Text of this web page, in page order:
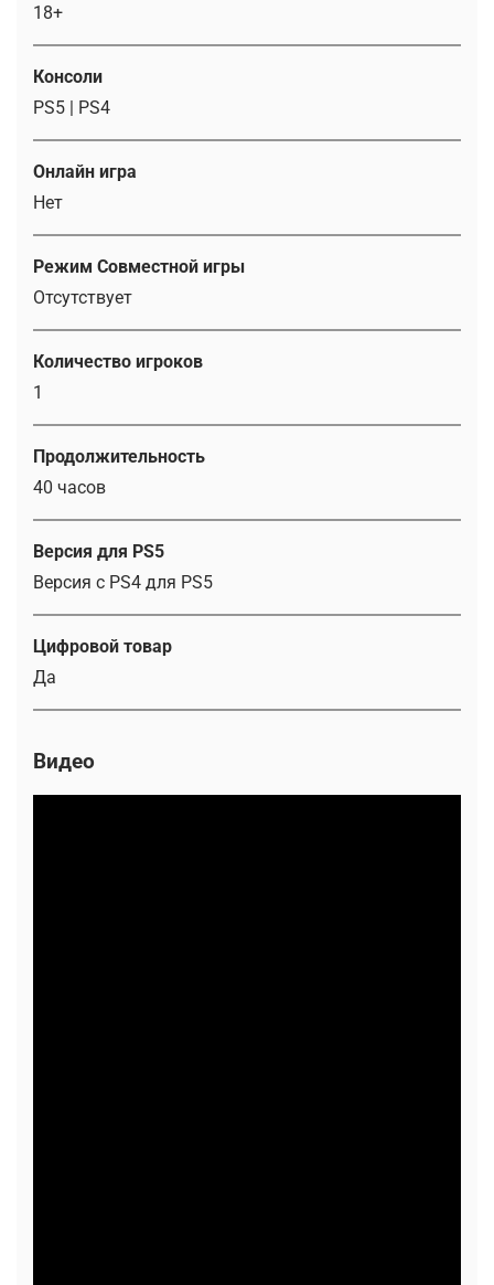
18+
Консоли
PS5 | PS4
Онлайн игра
Нет
Режим Совместной игры
Отсутствует
Количество игроков
1
Продолжительность
40 часов
Версия для PS5
Версия с PS4 для PS5
Цифровой товар
Да
Видео